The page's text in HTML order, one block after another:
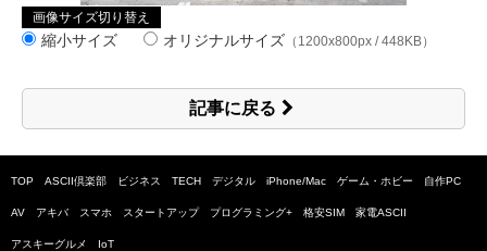
画像サイズ切り替え
縮小サイズ オリジナルサイズ （1200x800px / 448KB）
記事に戻る
TOP ASCII倶楽部 ビジネス TECH デジタル iPhone/Mac ゲーム・ホビー 自作PC
AV アキバ スマホ スタートアップ プログラミング+ 格安SIM 家電ASCII
アスキーグルメ IoT